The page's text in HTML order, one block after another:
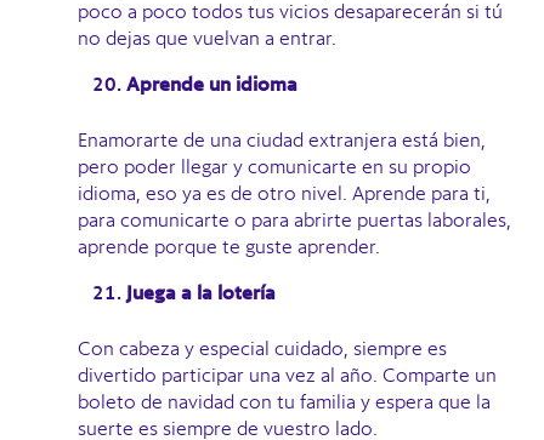
poco a poco todos tus vicios desaparecerán si tú
no dejas que vuelvan a entrar.
Aprende un idioma
Enamorarte de una ciudad extranjera está bien,
pero poder llegar y comunicarte en su propio
idioma, eso ya es de otro nivel. Aprende para ti,
para comunicarte o para abrirte puertas laborales,
aprende porque te guste aprender.
Juega a la lotería
Con cabeza y especial cuidado, siempre es
divertido participar una vez al año. Comparte un
boleto de navidad con tu familia y espera que la
suerte es siempre de vuestro lado.